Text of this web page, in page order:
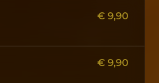
€ 9,90
€ 9,90